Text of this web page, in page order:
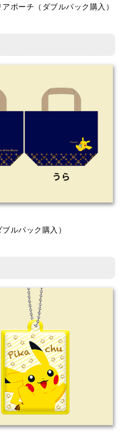
ポーチ（ダブルパック購入）
ルパック購入）